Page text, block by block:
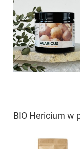
BIO Hericium w